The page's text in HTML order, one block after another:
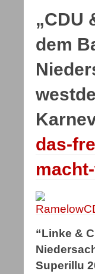
„CDU
dem
das-
“Linke &
Superillu